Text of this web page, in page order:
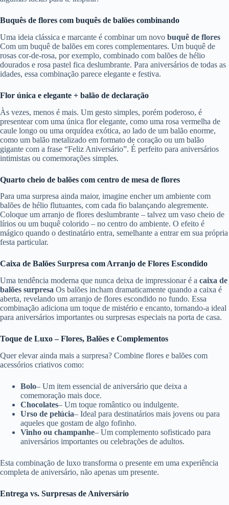
Buquês de flores com buquês de balões combinando
Uma ideia clássica e marcante é combinar um novo buquê de flores
Com um buquê de balões em cores complementares. Um buquê de
rosas cor-de-rosa, por exemplo, combinado com balões de hélio
dourados e rosa pastel fica deslumbrante. Para aniversários de todas as
idades, essa combinação parece elegante e festiva.
Flor única e elegante + balão de declaração
Às vezes, menos é mais. Um gesto simples, porém poderoso, é
presentear com uma única flor elegante, como uma rosa vermelha de
caule longo ou uma orquídea exótica, ao lado de um balão enorme,
como um balão metalizado em formato de coração ou um balão
gigante com a frase “Feliz Aniversário”. É perfeito para aniversários
intimistas ou comemorações simples.
Quarto cheio de balões com centro de mesa de flores
Para uma surpresa ainda maior, imagine encher um ambiente com
balões de hélio flutuantes, com cada fio balançando alegremente.
Coloque um arranjo de flores deslumbrante – talvez um vaso cheio de
lírios ou um buquê colorido – no centro do ambiente. O efeito é
mágico quando o destinatário entra, semelhante a entrar em sua própria
festa particular.
Caixa de Balões Surpresa com Arranjo de Flores Escondido
Uma tendência moderna que nunca deixa de impressionar é a caixa de
balões surpresa Os balões incham dramaticamente quando a caixa é
aberta, revelando um arranjo de flores escondido no fundo. Essa
combinação adiciona um toque de mistério e encanto, tornando-a ideal
para aniversários importantes ou surpresas especiais na porta de casa.
Toque de Luxo – Flores, Balões e Complementos
Quer elevar ainda mais a surpresa? Combine flores e balões com
acessórios criativos como:
Bolo– Um item essencial de aniversário que deixa a
comemoração mais doce.
Chocolates– Um toque romântico ou indulgente.
Urso de pelúcia– Ideal para destinatários mais jovens ou para
aqueles que gostam de algo fofinho.
Vinho ou champanhe– Um complemento sofisticado para
aniversários importantes ou celebrações de adultos.
Esta combinação de luxo transforma o presente em uma experiência
completa de aniversário, não apenas um presente.
Entrega vs. Surpresas de Aniversário